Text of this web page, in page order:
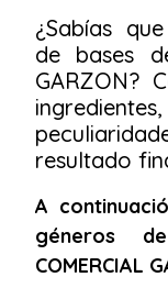
¿Sabías
de bases
GARZON?
resultado
A
géneros
COMERCIAL